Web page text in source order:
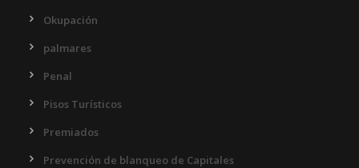
Okupación
palmares
Penal
Pisos Turísticos
Premiados
Prevención de blanqueo de Capitales